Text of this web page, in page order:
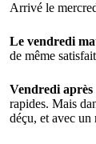
Arrivé le
Le vendredi
de même
Vendredi
rapides. Mais
déçu, et avec